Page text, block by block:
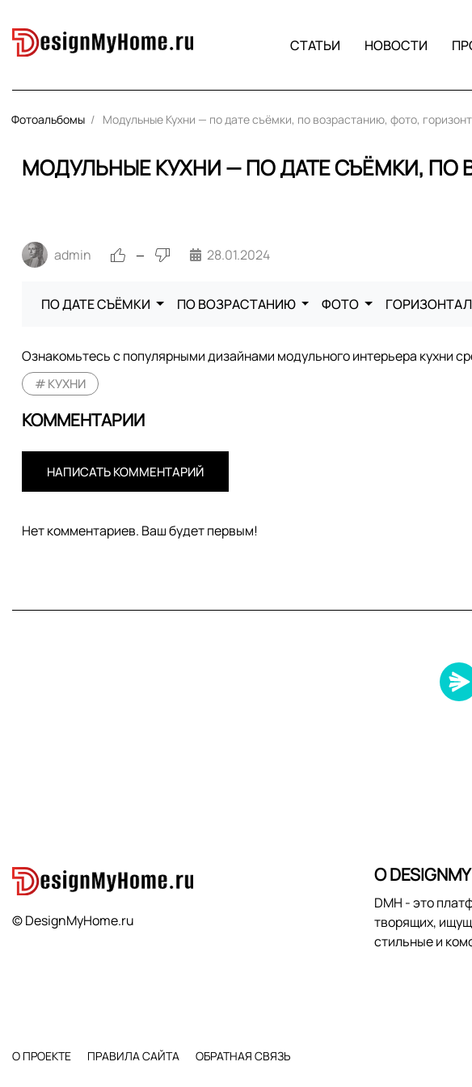
СТАТЬИ НОВОСТИ
Фотоальбомы Модульные Кухни — по дате съёмки, по возрастанию, фото,
МОДУЛЬНЫЕ КУХНИ — ПО ДАТЕ СЪЁМКИ,
admin — 28.01.2024
ПО ДАТЕ СЪЁМКИ ПО ВОЗРАСТАНИЮ ФОТО
Ознакомьтесь с популярными дизайнами модульного интерьера кухни
КУХНИ
КОММЕНТАРИИ
НАПИСАТЬ КОММЕНТАРИЙ
Нет комментариев. Ваш будет первым!
© DesignMyHome.ru
О
DMH - это
творящих,
стильные и
О ПРОЕКТЕ ПРАВИЛА САЙТА ОБРАТНАЯ СВЯЗЬ